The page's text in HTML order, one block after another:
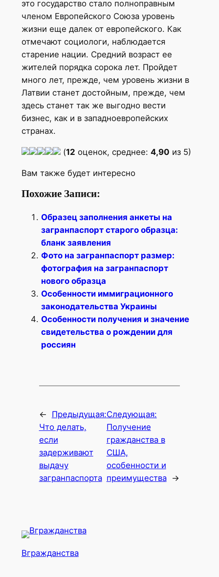
это государство стало полноправным
членом Европейского Союза уровень
жизни еще далек от европейского. Как
отмечают социологи, наблюдается
старение нации. Средний возраст ее
жителей порядка сорока лет. Пройдет
много лет, прежде, чем уровень жизни в
Латвии станет достойным, прежде, чем
здесь станет так же выгодно вести
бизнес, как и в западноевропейских
странах.
(12 оценок, среднее: 4,90 из 5)
Вам также будет интересно
Похожие Записи:
Образец заполнения анкеты на
загранпаспорт старого образца:
бланк заявления
Фото на загранпаспорт размер:
фотография на загранпаспорт
нового образца
Особенности иммиграционного
законодательства Украины
Особенности получения и значение
свидетельства о рождении для
россиян
←
Предыдущая:
Что делать,
если
задерживают
выдачу
загранпаспорта
Следующая:
Получение
гражданства в
США,
особенности и
преимущества
→
Вгражданства